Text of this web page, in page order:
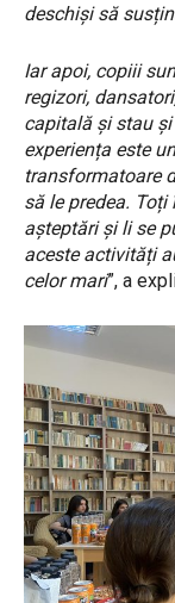
deschiși să
Iar apoi, copiii
regizori,
capitală și stau și
experiența este
transformatoare
să le predea.
așteptări și li se
aceste activități
celor mari”, a